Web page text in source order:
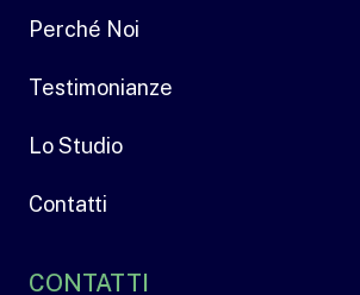
Perché Noi
Testimonianze
Lo Studio
Contatti
CONTATTI